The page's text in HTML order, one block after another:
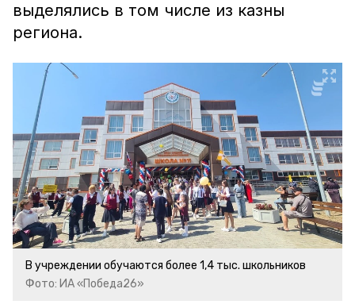
выделялись в том числе из казны
региона.
В учреждении обучаются более 1,4 тыс. школьников
Фото: ИА «Победа26»